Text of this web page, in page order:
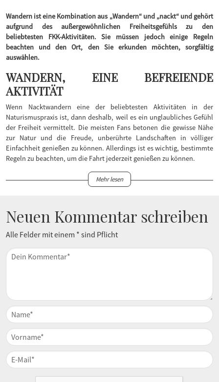
Wandern ist eine Kombination aus „Wandern“ und „nackt“ und gehört
aufgrund des außergewöhnlichen Freiheitsgefühls zu den
beliebtesten FKK-Aktivitäten. Sie müssen jedoch einige Regeln
beachten und den Ort, den Sie erkunden möchten, sorgfältig
auswählen.
WANDERN, EINE BEFREIENDE
AKTIVITÄT
Wenn Nacktwandern eine der beliebtesten Aktivitäten in der
Naturismuspraxis ist, dann deshalb, weil es ein unglaubliches Gefühl
der Freiheit vermittelt. Die meisten Fans betonen die gewisse Nähe
zur Natur und die Freude, unberührte Landschaften in völliger
Einfachheit genießen zu können. Allerdings ist es wichtig, bestimmte
Regeln zu beachten, um die Fahrt jederzeit genießen zu können.
Mehr lesen
Neuen Kommentar schreiben
Alle Felder mit einem * sind Pflicht